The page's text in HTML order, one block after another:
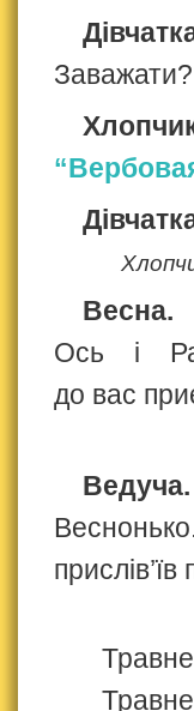
Заважати?
Весна.
Ось і
до вас
Ведуча.